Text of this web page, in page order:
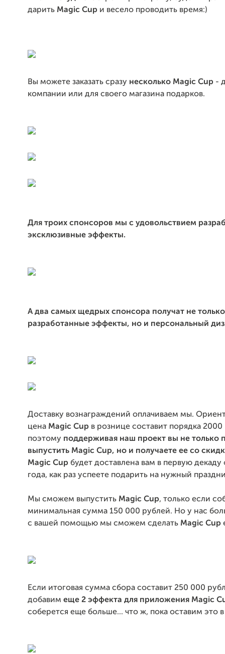
дарить Magic Cup и весело проводить время:)
Вы можете заказать сразу несколько Magic Cup -
компании или для своего магазина подарков.
Для троих спонсоров мы с удовольствием
эксклюзивные эффекты.
А два самых щедрых спонсора получат не
разработанные эффекты, но и персональный
Доставку вознаграждений оплачиваем мы.
цена Magic Cup в рознице составит порядка 2000
поэтому поддерживая наш проект вы не только
выпустить Magic Cup, но и получаете ее со
Magic Cup будет доставлена вам в первую декаду
года, как раз успеете подарить на нужный
Мы сможем выпустить Magic Cup, только если
минимальная сумма 150 000 рублей. Но у нас
с вашей помощью мы сможем сделать Magic Cup
Если итоговая сумма сбора составит 250 000
добавим еще 2 эффекта для приложения Magic
соберется еще больше... что ж, пока оставим это в